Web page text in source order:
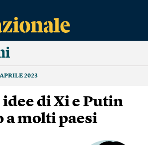
2023
idee di Xi e Putin
a molti paesi